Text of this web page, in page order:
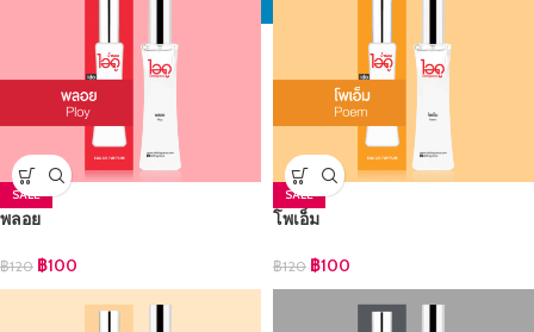
SALE
พลอย
฿120 ฿100
SALE
โพเอ็ม
฿120 ฿100